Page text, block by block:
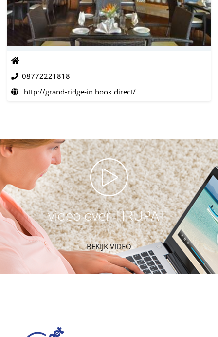
08772221818
http://grand-ridge-in.book.direct/
video over TIRUPATI
BEKIJK VIDEO